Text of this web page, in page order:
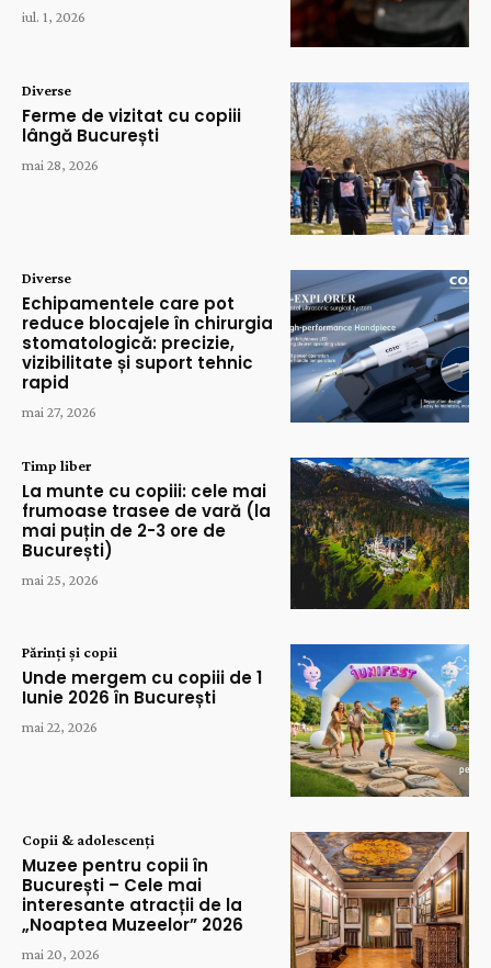
iul. 1, 2026
Diverse
Ferme de vizitat cu copiii
lângă București
mai 28, 2026
Diverse
Echipamentele care pot
reduce blocajele în chirurgia
stomatologică: precizie,
vizibilitate și suport tehnic
rapid
mai 27, 2026
Timp liber
La munte cu copiii: cele mai
frumoase trasee de vară (la
mai puțin de 2-3 ore de
București)
mai 25, 2026
Părinți și copii
Unde mergem cu copiii de 1
Iunie 2026 în București
mai 22, 2026
Copii & adolescenți
Muzee pentru copii în
București – Cele mai
interesante atracții de la
„Noaptea Muzeelor” 2026
mai 20, 2026